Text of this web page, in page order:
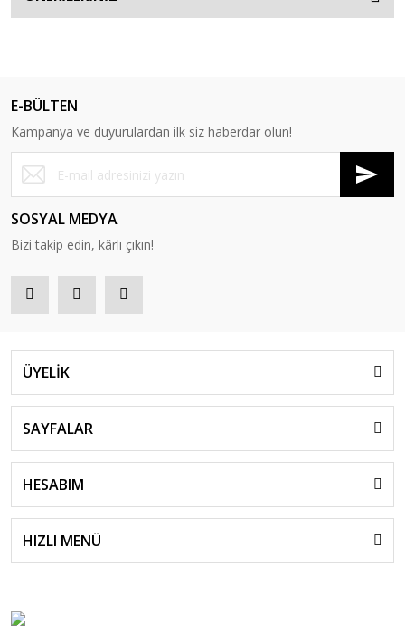
E-BÜLTEN
Kampanya ve duyurulardan ilk siz haberdar olun!
SOSYAL MEDYA
Bizi takip edin, kârlı çıkın!
ÜYELİK
SAYFALAR
HESABIM
HIZLI MENÜ